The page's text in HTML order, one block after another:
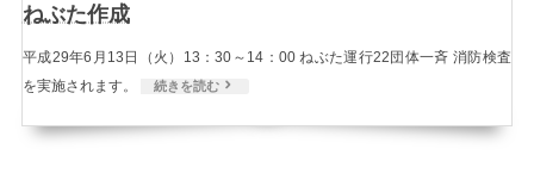
ねぶた作成
平成29年6月13日（火）13：30～14：00 ねぶた運行22団体一斉 消防検査
を実施されます。
続きを読む